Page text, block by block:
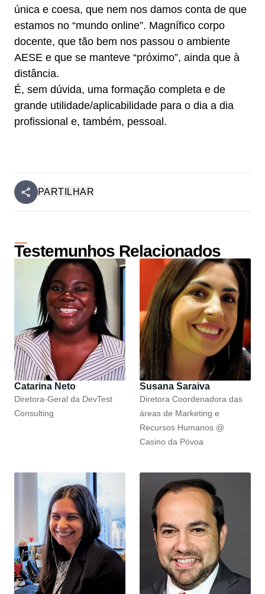
única e coesa, que nem nos damos conta de que
estamos no “mundo online”. Magnífico corpo
docente, que tão bem nos passou o ambiente
AESE e que se manteve “próximo”, ainda que à
distância.
É, sem dúvida, uma formação completa e de
grande utilidade/aplicabilidade para o dia a dia
profissional e, também, pessoal.
PARTILHAR
Testemunhos Relacionados
Catarina Neto
Diretora-Geral da DevTest
Consulting
Susana Saraiva
Diretora Coordenadora das
áreas de Marketing e
Recursos Humanos @
Casino da Póvoa